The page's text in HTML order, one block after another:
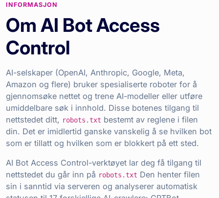
INFORMASJON
Om AI Bot Access
Control
AI-selskaper (OpenAI, Anthropic, Google, Meta,
Amazon og flere) bruker spesialiserte roboter for å
gjennomsøke nettet og trene AI-modeller eller utføre
umiddelbare søk i innhold. Disse botenes tilgang til
nettstedet ditt, robots.txt bestemt av reglene i filen
din. Det er imidlertid ganske vanskelig å se hvilken bot
som er tillatt og hvilken som er blokkert på ett sted.
AI Bot Access Control-verktøyet lar deg få tilgang til
nettstedet du går inn på robots.txt Den henter filen
sin i sanntid via serveren og analyserer automatisk